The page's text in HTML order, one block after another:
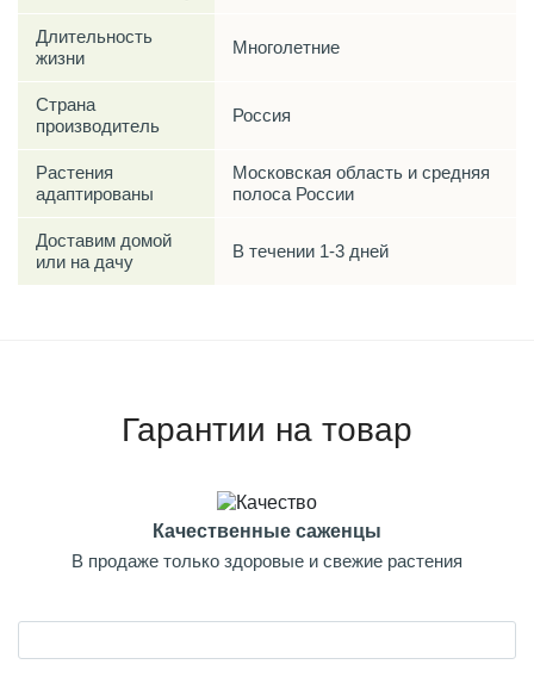
Длительность
жизни
Многолетние
Страна
производитель
Россия
Растения
адаптированы
Московская область и средняя
полоса России
Доставим домой
или на дачу
В течении 1-3 дней
Гарантии на товар
Качественные саженцы
В продаже только здоровые и свежие растения